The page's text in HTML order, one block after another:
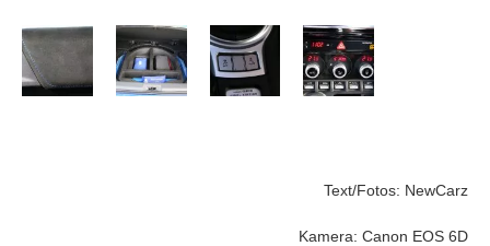
Text/Fotos: NewCarz
Kamera: Canon EOS 6D